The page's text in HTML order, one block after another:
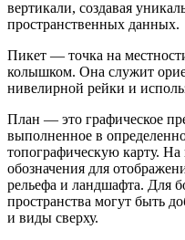
вертикали, создавая
пространственных данных.
Пикет — точка на
колышком. Она служит
нивелирной рейки и
План — это графическое
выполненное в
топографическую карту.
обозначения для
рельефа и ландшафта. Для
пространства могут быть
и виды сверху.